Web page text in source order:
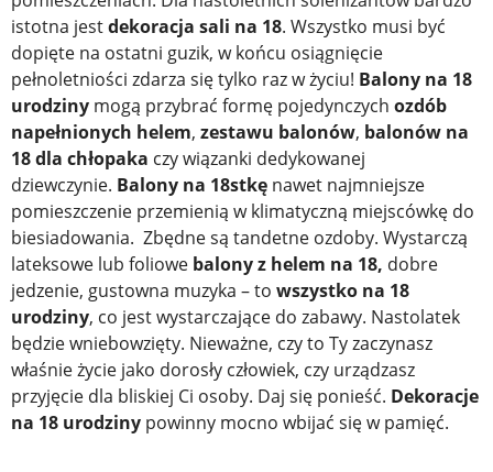
istotna jestdekoracja sali na 18. Wszystko musi być
dopięte na ostatni guzik, w końcu osiągnięcie
pełnoletniości zdarza się tylko raz w życiu! Balony na 18
urodziny mogą przybrać formę pojedynczych ozdób
napełnionych helem, zestawu balonów, balonów na
18 dla chłopaka czy wiązanki dedykowanej
dziewczynie. Balony na 18stkę nawet najmniejsze
pomieszczenie przemienią w klimatyczną miejscówkę do
biesiadowania. Zbędne są tandetne ozdoby. Wystarczą
lateksowe lub foliowe balony z helem na 18, dobre
jedzenie, gustowna muzyka – to wszystko na 18
urodziny, co jest wystarczające do zabawy. Nastolatek
będzie wniebowzięty. Nieważne, czy to Ty zaczynasz
właśnie życie jako dorosły człowiek, czy urządzasz
przyjęcie dla bliskiej Ci osoby. Daj się ponieść. Dekoracje
na 18 urodziny powinny mocno wbijać się w pamięć.